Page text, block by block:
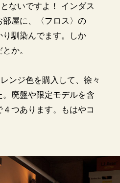
ないですよ！ インダス
部屋に、〈フロス〉の
り馴染んでます。しか
か。
ンジ色を購入して、徐々
廃盤や限定モデルを含
つあります。もはやコ